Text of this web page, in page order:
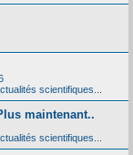
scientifiques...
maintenant..
scientifiques...